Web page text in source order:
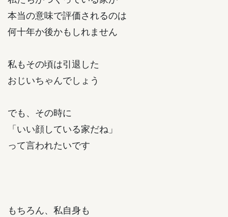
本当の意味で評価されるのは
何十年か後かもしれません
私もその頃は引退した
おじいちゃんでしょう
でも、その時に
「いい顔している家だね」
って言われたいです
もちろん、私自身も